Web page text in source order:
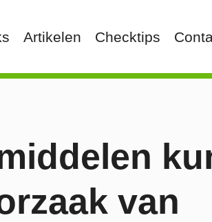
Artikelen Checktips
van